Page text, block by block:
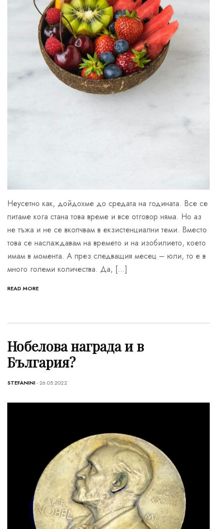
Неусетно как, дойдохме до средата на годината. Все се
питаме кога стана това време и все отговор няма. Но аз
не тъжа и не се вкопчвам в екзистенциални теми. Вместо
това се наслаждавам на времето и на изобилието, което
имам в момента. А през следващия месец – юли, то е в
много големи количества. Да, […]
READ MORE
Нобелова награда и в
България?
STEFANINI- 26.05.2022